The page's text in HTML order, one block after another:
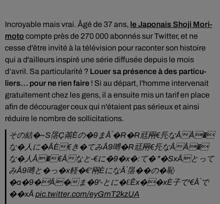
Incroyable mais vrai. Âgé de 37 ans, le Japonais Shoji Mori­
moto compte près de 270 000 abon­nés sur Twit­ter, et ne
cesse d'être invité à la télé­vi­sion pour racon­ter son histoire
qui a d'ailleurs inspiré une série diffu­sée depuis le mois
d’avril. Sa particularité ? Louer sa présence à des parti­cu­
liers… pour ne rien faire ! Si au départ, l'homme intervenait
gratuitement chez les gens, il a ensuite mis un tarif en place
afin de décourager ceux qui n'étaient pas sérieux et ainsi
réduire le nombre de sollicitations.
その結�~S㬁Ç㒼Èの�9まÂ`�R�R㒬㒳€㒫なÂÂ�
な�人に�ÂÈ€き�てみÂ9㬍�R㒬㒳€㒫なÂÂ�
な�人Â�€Âなと-€に�9�x�:て� "�SxÂとって
みÂ9㬍と�っ�x軽�€'㒳ÈになÂ`㬁��の�恥
�a�9�'Â�ま�9'-とに�ƐÊx��xÈ子で'€Â`で
��xÂ pic.twitter.com/eyGmT2kzUA